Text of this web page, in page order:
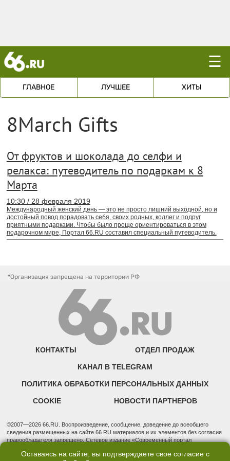
☰
ГЛАВНОЕ ЛУЧШЕЕ ХИТЫ
8March Gifts
От фруктов и шоколада до селфи и
релакса: путеводитель по подаркам к 8
Марта
10:30 / 28 февраля 2019
Международный женский день — это не просто лишний выходной, но и
достойный повод порадовать себя, своих родных, коллег и подруг
приятными подарками. Чтобы было проще ориентироваться в этом
подарочном мире, Портал 66.RU составил специальный путеводитель.
*Организация запрещена на территории РФ
КОНТАКТЫ ОТДЕЛ ПРОДАЖ
КАНАЛ В TELEGRAM
ПОЛИТИКА ОБРАБОТКИ ПЕРСОНАЛЬНЫХ ДАННЫХ
COOKIE НОВОСТИ ПАРТНЕРОВ
©2007—2026 66.RU. Воспроизведение, сообщение, доведение до всеобщего
сведения размещенных на сайте 66.RU материалов и их элементов без согласия
правообладателя запрещено. Сетевое издание «Современный портал
надзору в сфере связи, информационных технологий и массовых коммуникаций
Оставаясь на сайте, вы подтверждаете свое согласие с